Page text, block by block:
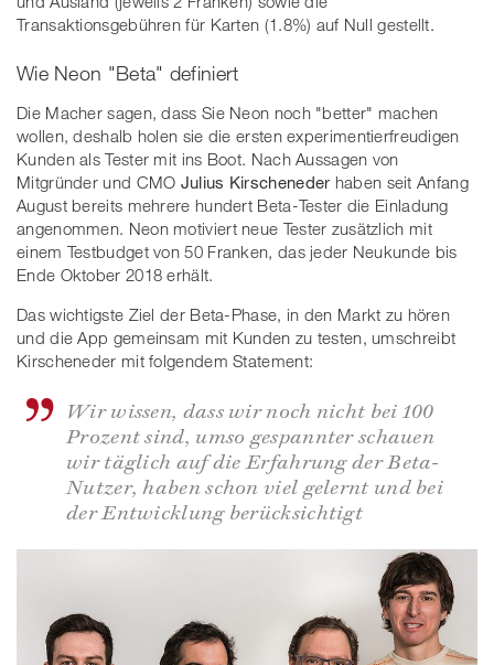
Transaktionsgebühren für Karten (1.8%) auf Null gestellt.
Wie Neon "Beta" definiert
Die Macher sagen, dass Sie Neon noch "better" machen
wollen, deshalb holen sie die ersten experimentierfreudigen
Kunden als Tester mit ins Boot. Nach Aussagen von
Mitgründer und CMO Julius Kirscheneder haben seit Anfang
August bereits mehrere hundert Beta-Tester die Einladung
angenommen. Neon motiviert neue Tester zusätzlich mit
einem Testbudget von 50 Franken, das jeder Neukunde bis
Ende Oktober 2018 erhält.
Das wichtigste Ziel der Beta-Phase, in den Markt zu hören
und die App gemeinsam mit Kunden zu testen, umschreibt
Kirscheneder mit folgendem Statement:
Wir wissen, dass wir noch nicht bei 100
Prozent sind, umso gespannter schauen
wir täglich auf die Erfahrung der Beta-
Nutzer, haben schon viel gelernt und bei
der Entwicklung berücksichtigt